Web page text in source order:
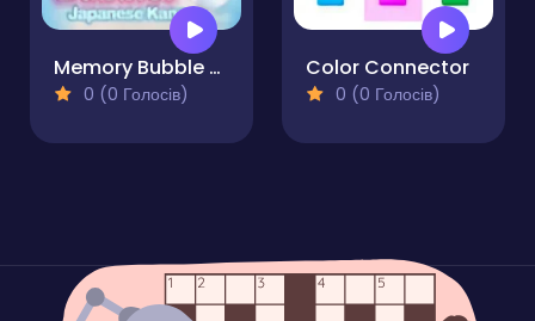
Memory Bubble - Japanese Kana
0 (0 Голосів)
Color Connector
0 (0 Голосів)